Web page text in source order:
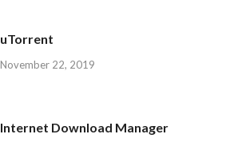
uTorrent
November 22, 2019
Internet Download Manager